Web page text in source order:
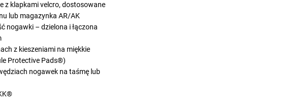
z klapkami velcro, dostosowane
lub magazynka AR/AK
nogawki – dzielona i łączona
z kieszeniami na miękkie
Protective Pads®)
nogawek na taśmę lub